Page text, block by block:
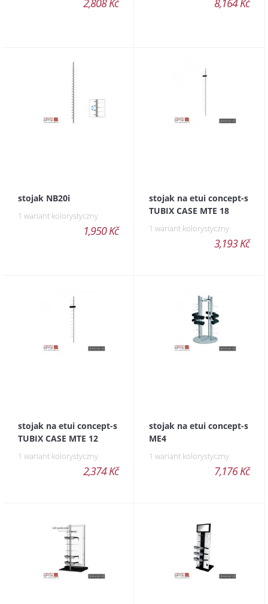
2,808 Kč 8,164 Kč
stojak NB20i
1 wariant kolorystyczny
1,950 Kč
stojak na etui concept-s
TUBIX CASE MTE 18
1 wariant kolorystyczny
3,193 Kč
stojak na etui concept-s
TUBIX CASE MTE 12
1 wariant kolorystyczny
2,374 Kč
stojak na etui concept-s
ME4
1 wariant kolorystyczny
7,176 Kč